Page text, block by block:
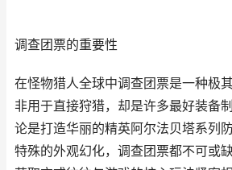
调查团票的重要性
在怪物猎人全球中调查团票是一种极
非用于直接狩猎，却是许多最好装备
论是打造华丽的精英阿尔法贝塔系列
特殊的外观幻化，调查团票都不可或